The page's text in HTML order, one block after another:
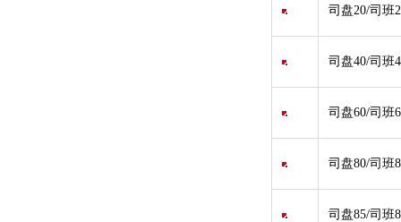
司盘20/司班
司盘40/司班
司盘60/司班
司盘80/司班
司盘85/司班